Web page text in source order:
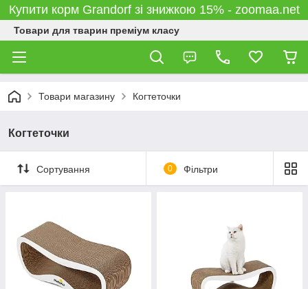
Купити корм Grandorf зі знижкою 15% - zoomaa.net
Товари для тварин преміум класу
Товари магазину Когтеточки
Когтеточки
Сортування 0 Фільтри